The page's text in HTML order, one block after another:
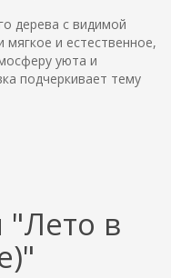
дерева с видимой
и естественное,
уюта и
подчеркивает тему
в